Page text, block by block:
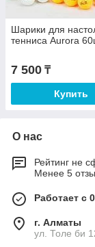
Шарики для
тенниса Aurora
7 500 ₸
Купить
О нас
Рейтинг не
Менее 5
Работает с
г. Алматы
ул. Толе би